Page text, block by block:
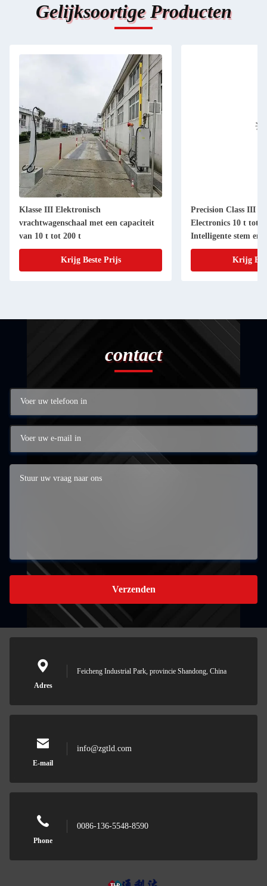
Gelijksoortige Producten
Klasse III Elektronisch
vrachtwagenschaal met een capaciteit
van 10 t tot 200 t
Krijg Beste Prijs
Precision Class III
Electronics 10 t tot
Intelligente stem en
Krijg
contact
Verzenden
Adres
Feicheng Industrial Park, provincie Shandong, China
E-mail
info@zgtld.com
Phone
0086-136-5548-8590